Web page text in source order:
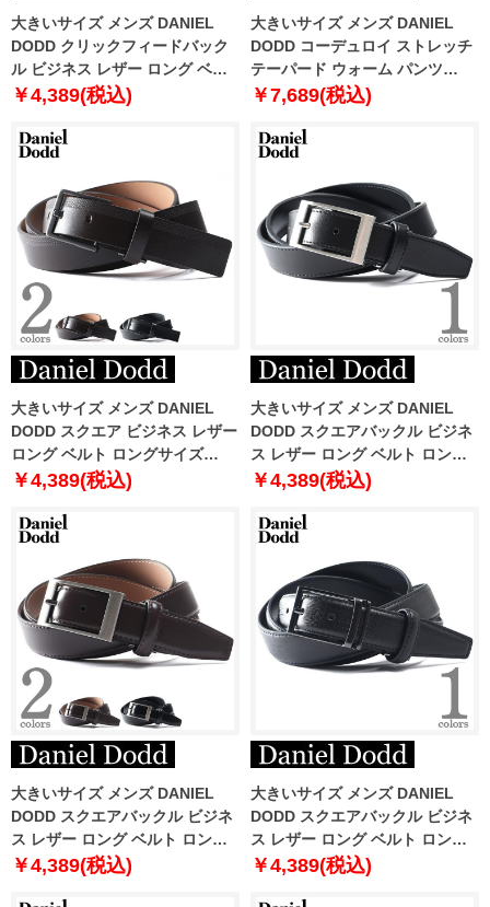
大きいサイズ メンズ DANIEL
DODD クリックフィードバック
ル ビジネス レザー ロング ベル
ト ロングサイズ azbl-259005
￥4,389(税込)
大きいサイズ メンズ DANIEL
DODD コーデュロイ ストレッチ
テーパード ウォーム パンツ
azp220502201t
￥7,689(税込)
大きいサイズ メンズ DANIEL
DODD スクエア ビジネス レザー
ロング ベルト ロングサイズ
azbl-229009
￥4,389(税込)
大きいサイズ メンズ DANIEL
DODD スクエアバックル ビジネ
ス レザー ロング ベルト ロング
サイズ azbl-229003
￥4,389(税込)
大きいサイズ メンズ DANIEL
DODD スクエアバックル ビジネ
ス レザー ロング ベルト ロング
サイズ azbl-229008
￥4,389(税込)
大きいサイズ メンズ DANIEL
DODD スクエアバックル ビジネ
ス レザー ロング ベルト ロング
サイズ azbl-259002
￥4,389(税込)